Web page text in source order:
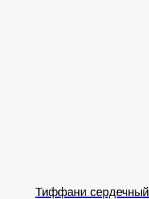
Тиффани сердечный